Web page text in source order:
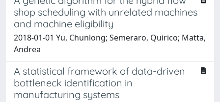
shop scheduling with unrelated machines
and machine eligibility
2018-01-01 Yu, Chunlong; Semeraro, Quirico; Matta,
Andrea
A statistical framework of data-driven
bottleneck identification in
manufacturing systems